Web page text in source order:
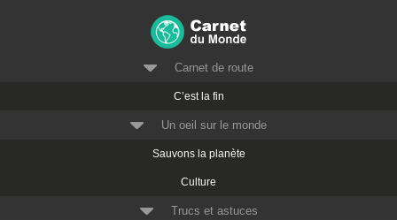
Carnet de route
C’est la fin
Un oeil sur le monde
Sauvons la planète
Culture
Trucs et astuces